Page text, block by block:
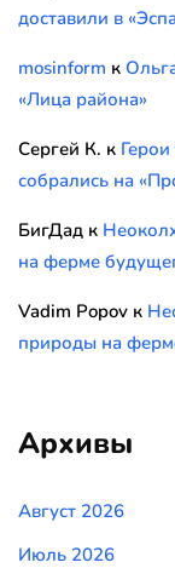
доставили в
mosinform к
«Лица района»
Сергей К. к
собрались на
БигДад к
на ферме
Vadim Popov к
природы на
Архивы
Август 2026
Июль 2026